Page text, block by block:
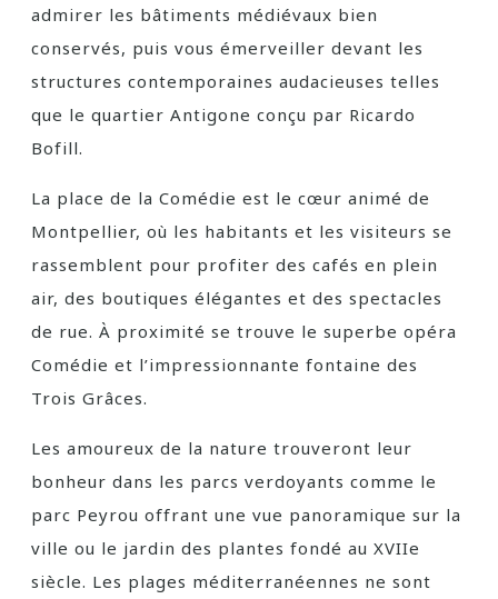
admirer les bâtiments médiévaux bien
conservés, puis vous émerveiller devant les
structures contemporaines audacieuses telles
que le quartier Antigone conçu par Ricardo
Bofill.
La place de la Comédie est le cœur animé de
Montpellier, où les habitants et les visiteurs se
rassemblent pour profiter des cafés en plein
air, des boutiques élégantes et des spectacles
de rue. À proximité se trouve le superbe opéra
Comédie et l’impressionnante fontaine des
Trois Grâces.
Les amoureux de la nature trouveront leur
bonheur dans les parcs verdoyants comme le
parc Peyrou offrant une vue panoramique sur la
ville ou le jardin des plantes fondé au XVIIe
siècle. Les plages méditerranéennes ne sont